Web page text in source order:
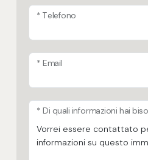
* Telefono
* Email
* Di quali informazioni hai